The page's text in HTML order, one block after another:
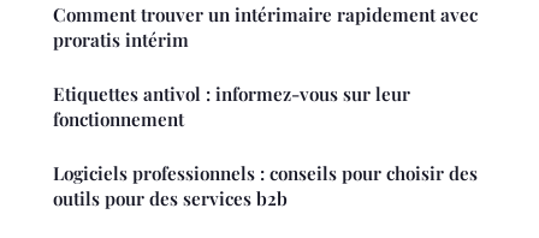
Comment trouver un intérimaire rapidement avec
proratis intérim
Etiquettes antivol : informez-vous sur leur
fonctionnement
Logiciels professionnels : conseils pour choisir des
outils pour des services b2b